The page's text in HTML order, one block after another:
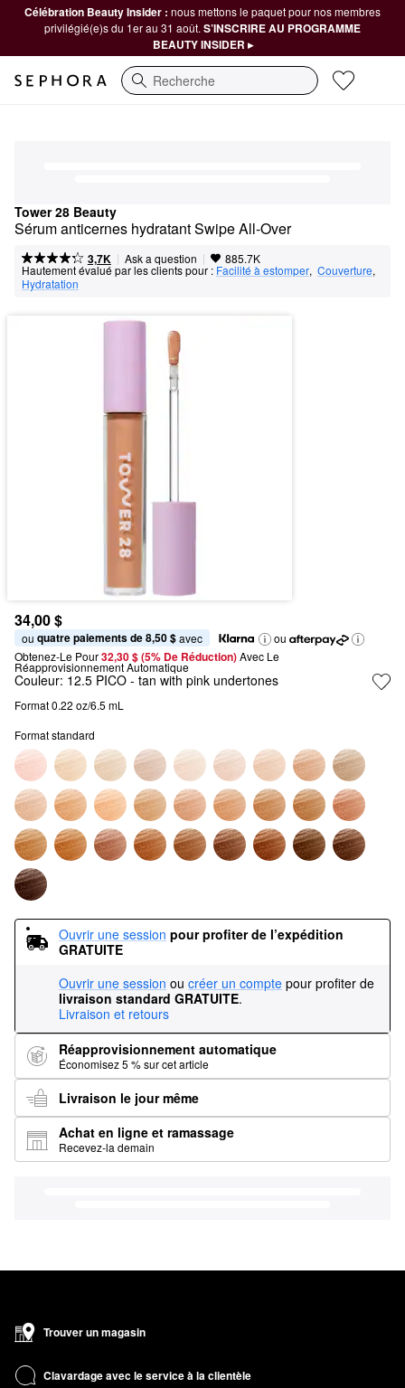
Célébration Beauty Insider : nous mettons le paquet pour nos membres
privilégié(e)s du 1er au 31 août. S’INSCRIRE AU PROGRAMME
BEAUTY INSIDER ▸
Recherche
Tower 28 Beauty
Sérum anticernes hydratant Swipe All-Over
3,7K | Ask a question | 885.7K
Hautement évalué par les clients pour : Facilité à estomper, Couverture,
Hydratation
34,00 $
ou quatre paiements de 8,50 $ avec
ou
Obtenez-Le Pour32,30 $ (5% De Réduction) Avec Le
Réapprovisionnement Automatique
Couleur: 12.5 PICO - tan with pink undertones
Format 0.22 oz/6.5 mL
Format standard
Ouvrir une session pour profiter de l’expédition
GRATUITE
Ouvrir une session ou créer un compte pour profiter de
livraison standard GRATUITE.
Livraison et retours
Réapprovisionnement automatique
Économisez 5 % sur cet article
Livraison le jour même
Achat en ligne et ramassage
Recevez-la demain
Trouver un magasin
Clavardage avec le service à la clientèle